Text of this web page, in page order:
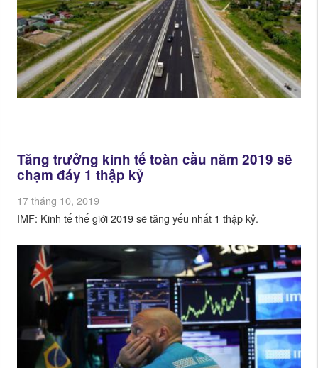
Tăng trưởng kinh tế toàn cầu năm 2019 sẽ
chạm đáy 1 thập kỷ
17 tháng 10, 2019
IMF: Kinh tế thế giới 2019 sẽ tăng yếu nhất 1 thập kỷ.